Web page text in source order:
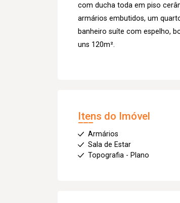
com ducha toda em piso
armários embutidos, um
banheiro suíte com espelho,
uns 120m².
Itens do Imóvel
Armários
Sala de Estar
Topografia - Plano